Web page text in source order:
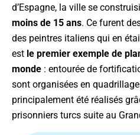
d’Espagne, la ville se
moins de 15 ans. Ce furent
des peintres italiens qui en
est le premier exemple de
monde : entourée de
sont organisées en
principalement été réalisés
prisonniers turcs suite au